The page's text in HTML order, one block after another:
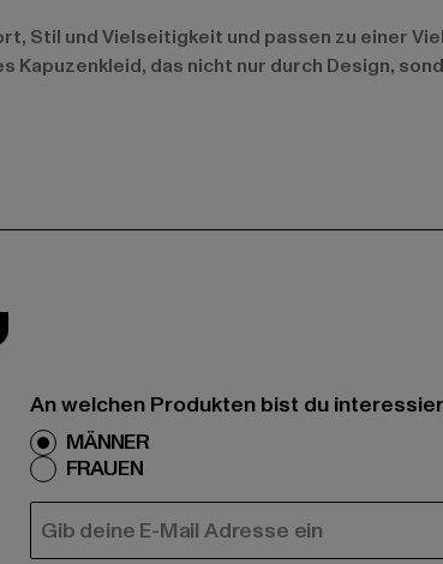
Stil und Vielseitigkeit und passen zu einer
das nicht nur durch Design,
An welchen Produkten bist du
MÄNNER
FRAUEN
E-MAIL